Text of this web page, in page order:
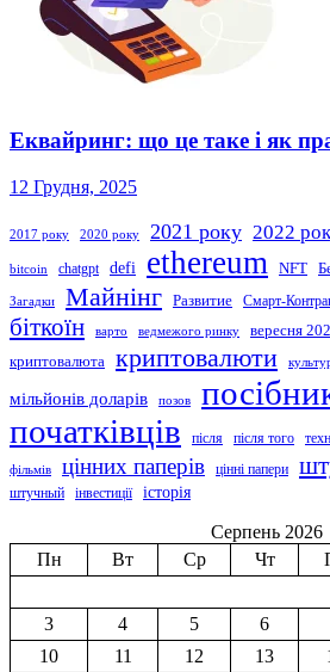
Еквайринг: що це таке і як
12 Грудня, 2025
2017 року 2020 року 2021 року 2022
bitcoin chatgpt defi ethereum NFT
Загадки Майнінг Развитие Смарт-
біткоїн варто ведмежого ринку вересня
криптовалюта криптовалюти
мільйонів доларів позов
початківців після після того
фільмів цінних паперів цінні папери
штучный інвестиції історія
Серпень 2026
Пн
Вт Ср Чт
3
4 5 6
10
11 12 13